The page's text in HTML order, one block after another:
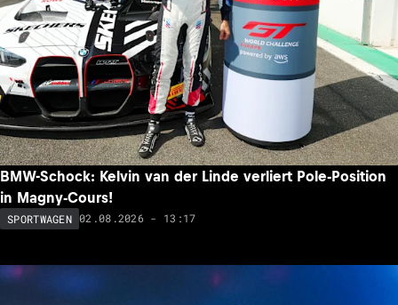
BMW-Schock: Kelvin van der Linde verliert Pole-Position
in Magny-Cours!
SPORTWAGEN 02.08.2026 - 13:17